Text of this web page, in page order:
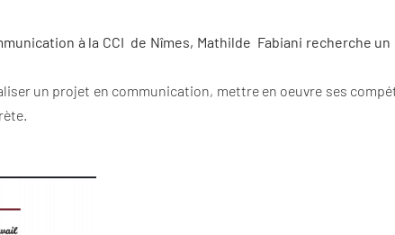
à la CCI de Nîmes, Mathilde Fabiani recherche
un projet en communication, mettre en oeuvre ses